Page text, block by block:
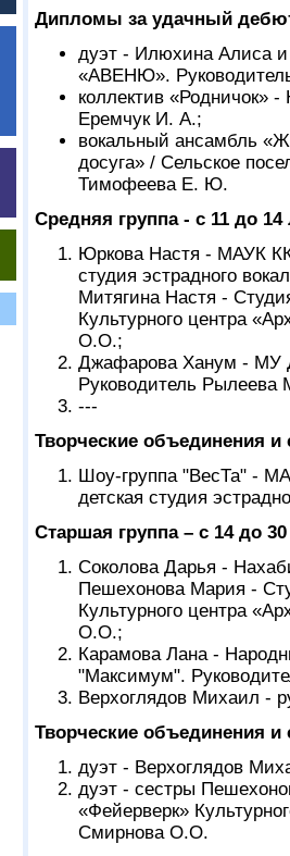
Дипломы за удачный
дуэт - Илюхина Алиса
«АВЕНЮ».
коллектив «Родничок»
Еремчук И. А.;
вокальный ансамбль
досуга» / Сельское
Тимофеева Е. Ю.
Средняя группа - с 11 до 14
Юркова Настя - МАУК
студия эстрадного
Митягина Настя -
Культурного центра
О.О.;
Джафарова Ханум - МУ
Руководитель Рылеева
---
Творческие объединения
Шоу-группа "ВесТа" -
детская студия
Старшая группа – с 14 до
Соколова Дарья -
Пешехонова Мария -
Культурного центра
О.О.;
Карамова Лана -
"Максимум".
Верхоглядов Михаил -
Творческие объединения
дуэт - Верхоглядов
дуэт - сестры
«Фейерверк»
Смирнова О.О.